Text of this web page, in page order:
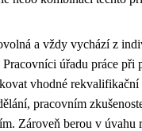
a vždy vychází z
úřadu práce při
vhodné rekvalifikační
pracovním
Zároveň berou v úvahu